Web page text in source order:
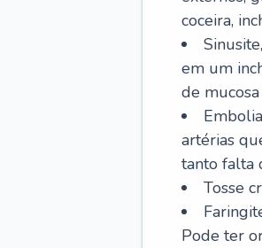
coceira,
em um
de
artérias
tanto falta
Tosse
Pode ter